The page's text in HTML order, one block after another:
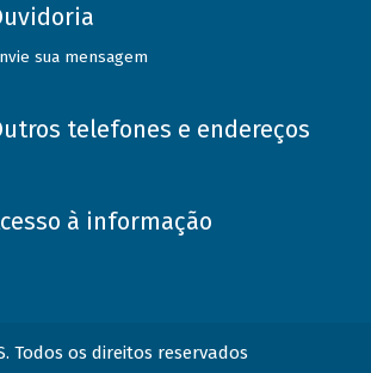
sua mensagem
telefones e endereços
à informação
Todos os direitos reservados